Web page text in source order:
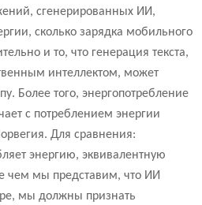
сгенерированных ИИ,
сколько зарядка мобильного
и то, что генерация текста,
интеллектом, может
Более того, энергопотребление
с потреблением энергии
Для сравнения:
энергию, эквивалентную
чем мы представим, что ИИ
мы должны признать